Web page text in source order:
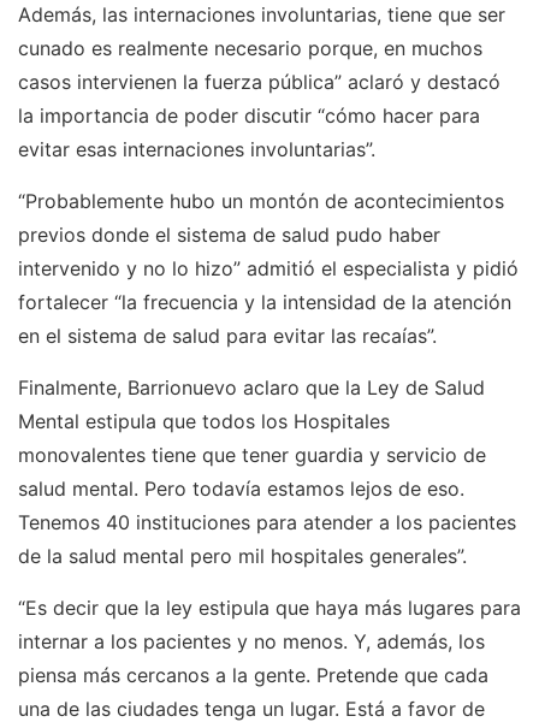
Además, las internaciones involuntarias, tiene que ser
cunado es realmente necesario porque, en muchos
casos intervienen la fuerza pública” aclaró y destacó
la importancia de poder discutir “cómo hacer para
evitar esas internaciones involuntarias”.
“Probablemente hubo un montón de acontecimientos
previos donde el sistema de salud pudo haber
intervenido y no lo hizo” admitió el especialista y pidió
fortalecer “la frecuencia y la intensidad de la atención
en el sistema de salud para evitar las recaías”.
Finalmente, Barrionuevo aclaro que la Ley de Salud
Mental estipula que todos los Hospitales
monovalentes tiene que tener guardia y servicio de
salud mental. Pero todavía estamos lejos de eso.
Tenemos 40 instituciones para atender a los pacientes
de la salud mental pero mil hospitales generales”.
“Es decir que la ley estipula que haya más lugares para
internar a los pacientes y no menos. Y, además, los
piensa más cercanos a la gente. Pretende que cada
una de las ciudades tenga un lugar. Está a favor de